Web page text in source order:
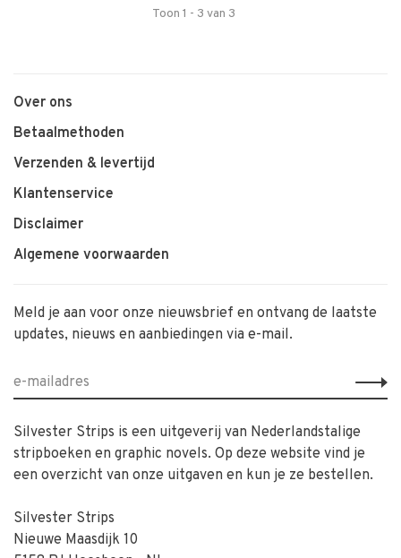
Toon 1 - 3 van 3
Over ons
Betaalmethoden
Verzenden & levertijd
Klantenservice
Disclaimer
Algemene voorwaarden
Meld je aan voor onze nieuwsbrief en ontvang de laatste
updates, nieuws en aanbiedingen via e-mail.
Silvester Strips is een uitgeverij van Nederlandstalige
stripboeken en graphic novels. Op deze website vind je
een overzicht van onze uitgaven en kun je ze bestellen.
Silvester Strips
Nieuwe Maasdijk 10